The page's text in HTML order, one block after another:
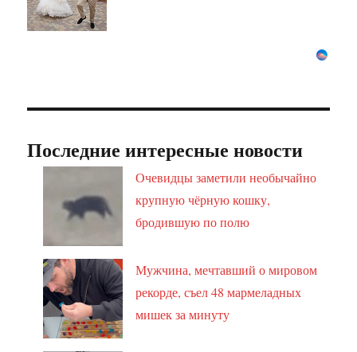
Последние интересные новости
Очевидцы заметили необычайно
крупную чёрную кошку,
бродившую по полю
Мужчина, мечтавший о мировом
рекорде, съел 48 мармеладных
мишек за минуту